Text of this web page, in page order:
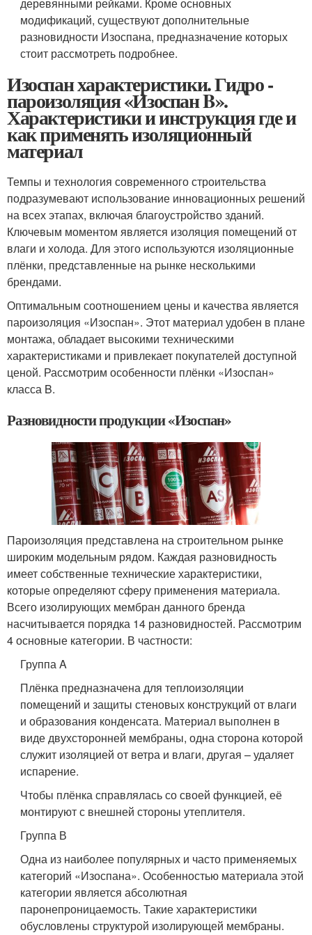
модификаций, существуют дополнительные
разновидности Изоспана, предназначение которых
стоит рассмотреть подробнее.
Изоспан характеристики. Гидро -
пароизоляция «Изоспан B».
Характеристики и инструкция где и
как применять изоляционный
материал
Темпы и технология современного строительства
подразумевают использование инновационных решений
на всех этапах, включая благоустройство зданий.
Ключевым моментом является изоляция помещений от
влаги и холода. Для этого используются изоляционные
плёнки, представленные на рынке несколькими
брендами.
Оптимальным соотношением цены и качества является
пароизоляция «Изоспан». Этот материал удобен в плане
монтажа, обладает высокими техническими
характеристиками и привлекает покупателей доступной
ценой. Рассмотрим особенности плёнки «Изоспан»
класса B.
Разновидности продукции «Изоспан»
Пароизоляция представлена на строительном рынке
широким модельным рядом. Каждая разновидность
имеет собственные технические характеристики,
которые определяют сферу применения материала.
Всего изолирующих мембран данного бренда
насчитывается порядка 14 разновидностей. Рассмотрим
4 основные категории. В частности:
Группа A
Плёнка предназначена для теплоизоляции
помещений и защиты стеновых конструкций от влаги
и образования конденсата. Материал выполнен в
виде двухсторонней мембраны, одна сторона которой
служит изоляцией от ветра и влаги, другая – удаляет
испарение.
Чтобы плёнка справлялась со своей функцией, её
монтируют с внешней стороны утеплителя.
Группа В
Одна из наиболее популярных и часто применяемых
категорий «Изоспана». Особенностью материала этой
категории является абсолютная
паронепроницаемость. Такие характеристики
обусловлены структурой изолирующей мембраны.